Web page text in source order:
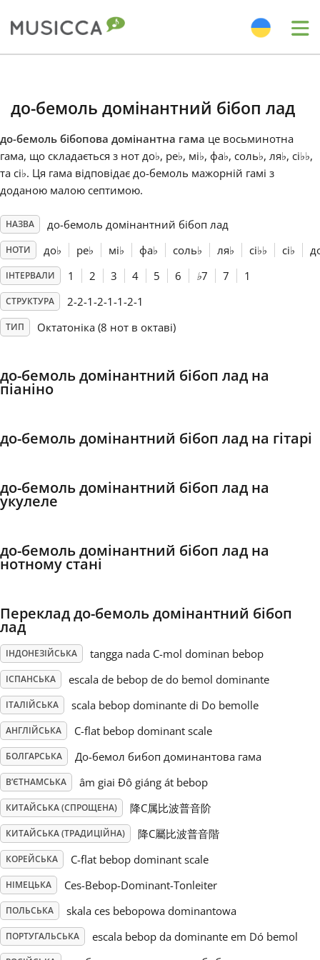
Dansk
English
Español
한국어
हिन्दी
Italiano
Polski
Português
Русский
Svenska
Tiếng Việt
Türkçe
Українська
简体中文
繁體中文
до-бемоль домінантний бібоп лад
до-бемоль бібопова домінантна гама це восьминотна
гама, що складається з нот до♭, ре♭, мі♭, фа♭, соль♭, ля♭, сі♭♭,
та сі♭. Ця гама відповідає до-бемоль мажорній гамі з
доданою малою септимою.
НАЗВА до-бемоль домінантний бібоп лад
НОТИ до♭ ре♭ мі♭ фа♭ соль♭ ля♭ сі♭♭ сі♭
ІНТЕРВАЛИ 1 2 3 4 5 6 ♭7 7 1
СТРУКТУРА 2-2-1-2-1-1-2-1
ТИП Октатоніка (8 нот в октаві)
до-бемоль домінантний бібоп лад на
піаніно
до-бемоль домінантний бібоп лад на гітарі
до-бемоль домінантний бібоп лад на
укулеле
до-бемоль домінантний бібоп лад на
нотному стані
Переклад до-бемоль домінантний бібоп
лад
ІНДОНЕЗІЙСЬКА tangga nada C-mol dominan bebop
ІСПАНСЬКА escala de bebop de do bemol dominante
ІТАЛІЙСЬКА scala bebop dominante di Do bemolle
АНГЛІЙСЬКА C-flat bebop dominant scale
БОЛГАРСЬКА До-бемол бибоп доминантова гама
В’ЄТНАМСЬКА âm giai Đô giáng át bebop
КИТАЙСЬКА (СПРОЩЕНА) 降C属比波普音阶
КИТАЙСЬКА (ТРАДИЦІЙНА) 降C屬比波普音階
КОРЕЙСЬКА C-flat bebop dominant scale
НІМЕЦЬКА Ces-Bebop-Dominant-Tonleiter
ПОЛЬСЬКА skala ces bebopowa dominantowa
ПОРТУГАЛЬСЬКА escala bebop da dominante em Dó bemol